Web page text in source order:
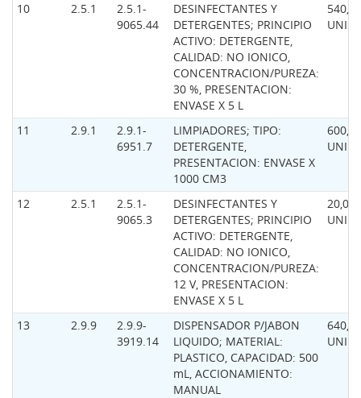
10 2.5.1
2.5.1-
9065.44
DESINFECTANTES Y
DETERGENTES; PRINCIPIO
ACTIVO: DETERGENTE,
CALIDAD: NO IONICO,
CONCENTRACION/PUREZA:
30 %, PRESENTACION:
ENVASE X 5 L
540,00
11 2.9.1
2.9.1-
6951.7
LIMPIADORES; TIPO:
DETERGENTE,
PRESENTACION: ENVASE X
1000 CM3
600,00
12 2.5.1
2.5.1-
9065.3
DESINFECTANTES Y
DETERGENTES; PRINCIPIO
ACTIVO: DETERGENTE,
CALIDAD: NO IONICO,
CONCENTRACION/PUREZA:
12 V, PRESENTACION:
ENVASE X 5 L
20,00
13 2.9.9
2.9.9-
3919.14
DISPENSADOR P/JABON
LIQUIDO; MATERIAL:
PLASTICO, CAPACIDAD: 500
mL, ACCIONAMIENTO:
MANUAL
640,00